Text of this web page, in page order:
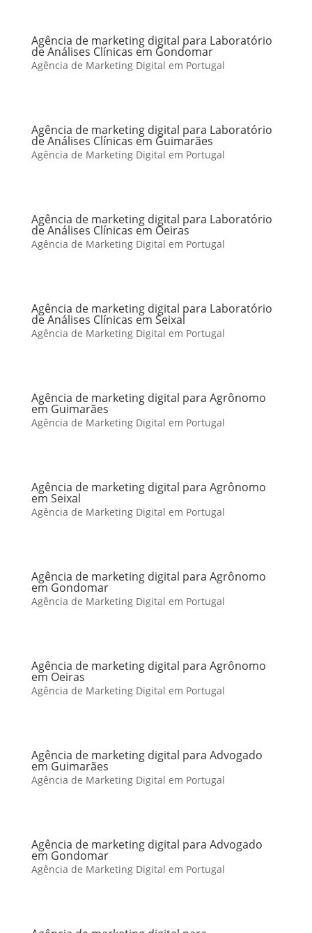
Agência de marketing digital para Laboratório
de Análises Clínicas em Gondomar
Agência de Marketing Digital em Portugal
Agência de marketing digital para Laboratório
de Análises Clínicas em Guimarães
Agência de Marketing Digital em Portugal
Agência de marketing digital para Laboratório
de Análises Clínicas em Oeiras
Agência de Marketing Digital em Portugal
Agência de marketing digital para Laboratório
de Análises Clínicas em Seixal
Agência de Marketing Digital em Portugal
Agência de marketing digital para Agrônomo
em Guimarães
Agência de Marketing Digital em Portugal
Agência de marketing digital para Agrônomo
em Seixal
Agência de Marketing Digital em Portugal
Agência de marketing digital para Agrônomo
em Gondomar
Agência de Marketing Digital em Portugal
Agência de marketing digital para Agrônomo
em Oeiras
Agência de Marketing Digital em Portugal
Agência de marketing digital para Advogado
em Guimarães
Agência de Marketing Digital em Portugal
Agência de marketing digital para Advogado
em Gondomar
Agência de Marketing Digital em Portugal